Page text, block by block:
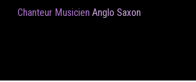
Chanteur Musicien Anglo Saxon